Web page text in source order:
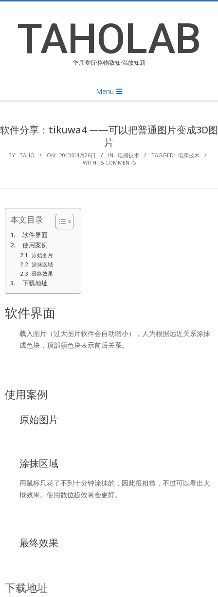
contentTAHOLAB
华月凌衍·格物致知·温故知新
Navigation
Menu
软件分享：tikuwa4 ——可以把普通图片变成3D图
片
BY: TAHO ON: 2013年4月26日 IN: 电脑技术 TAGGED: 电脑技术
WITH: 5 COMMENTS
本文目录
软件界面
使用案例
原始图片
涂抹区域
最终效果
下载地址
软件界面
载入图片（过大图片软件会自动缩小），人为根据远近关系涂抹
成色块，顶部颜色块表示前后关系。
使用案例
原始图片
涂抹区域
用鼠标只花了不到十分钟涂抹的，因此很粗糙，不过可以看出大
概效果。使用数位板效果会更好。
最终效果
下载地址